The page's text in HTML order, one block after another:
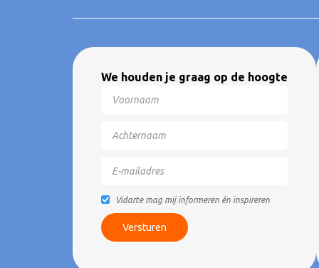
We houden je graag op de hoogte
Vidarte mag mij informeren én inspireren